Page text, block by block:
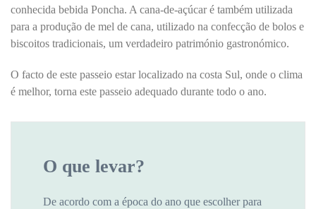
conhecida bebida Poncha. A cana-de-açúcar é também utilizada
para a produção de mel de cana, utilizado na confecção de bolos e
biscoitos tradicionais, um verdadeiro património gastronómico.
O facto de este passeio estar localizado na costa Sul, onde o clima
é melhor, torna este passeio adequado durante todo o ano.
O que levar?
De acordo com a época do ano que escolher para